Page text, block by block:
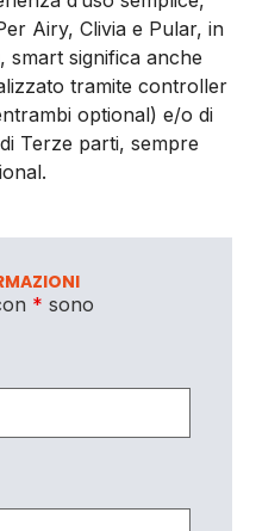
Airy, Clivia e Pular, in
smart significa anche
tramite controller
optional) e/o di
Terze parti, sempre
* sono